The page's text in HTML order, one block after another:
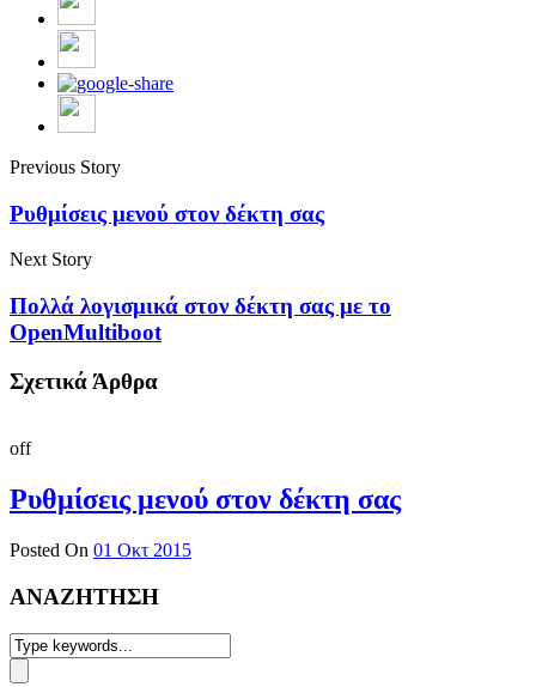
Previous Story
Ρυθμίσεις μενού στον δέκτη σας
Next Story
Πολλά λογισμικά στον δέκτη σας με το
OpenMultiboot
Σχετικά Άρθρα
off
Ρυθμίσεις μενού στον δέκτη σας
Posted On 01 Οκτ 2015
ΑΝΑΖΗΤΗΣΗ